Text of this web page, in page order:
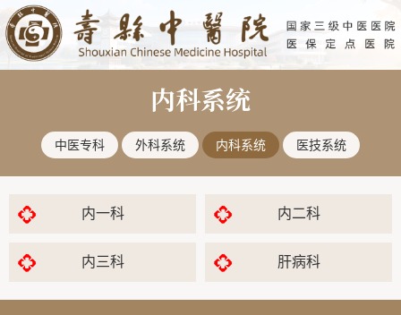
内科系统
中医专科 外科系统 内科系统 医技系统
内一科 内二科
内三科 肝病科